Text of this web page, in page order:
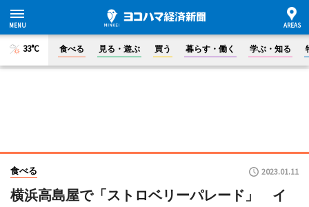
33°C 食べる 見る・遊ぶ 買う 暮らす・働く 学ぶ・知る
食べる 2023.01.11
横浜高島屋で「ストロベリーパレード」 イ